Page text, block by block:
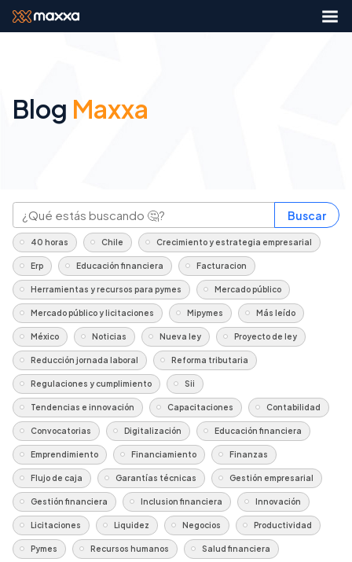
Blog Maxxa
Buscar
40 horas Chile Crecimiento y estrategia empresarial
Erp Educación financiera Facturacion
Herramientas y recursos para pymes Mercado público
Mercado público y licitaciones Mipymes Más leído
México Noticias Nueva ley Proyecto de ley
Reducción jornada laboral Reforma tributaria
Regulaciones y cumplimiento Sii
Tendencias e innovación Capacitaciones Contabilidad
Convocatorias Digitalización Educación financiera
Emprendimiento Financiamiento Finanzas
Flujo de caja Garantías técnicas Gestión empresarial
Gestión financiera Inclusion financiera Innovación
Licitaciones Liquidez Negocios Productividad
Pymes Recursos humanos Salud financiera